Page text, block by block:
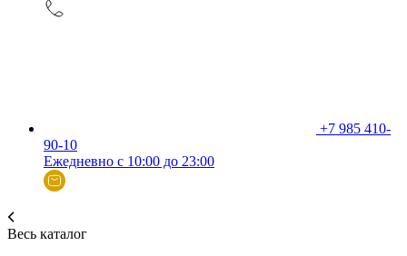
+7 985 410-
90-10
Ежедневно с 10:00 до 23:00
Весь каталог